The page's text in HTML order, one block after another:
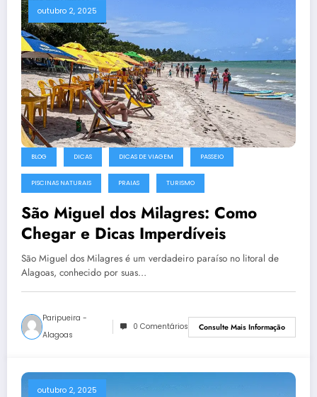
outubro 2, 2025
BLOG DICAS DICAS DE VIAGEM PASSEIO
PISCINAS NATURAIS PRAIAS TURISMO
São Miguel dos Milagres: Como
Chegar e Dicas Imperdíveis
São Miguel dos Milagres é um verdadeiro paraíso no litoral de
Alagoas, conhecido por suas…
Paripueira -
Alagoas
0 Comentários Consulte Mais Informação
outubro 2, 2025